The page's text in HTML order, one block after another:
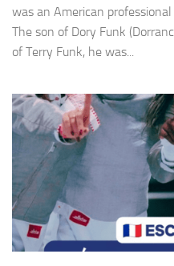
was an American
The son of Dory Funk
of Terry Funk, he was...